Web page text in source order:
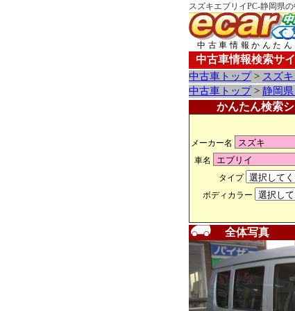
スズキエブリイPC-静岡県
中古車情報かんたん
中古車情報検索サ
中古車トップ> スズ
中古車トップ> 静岡
かんたん検索
メーカー名
車名
タイプ
ボディカラー
全体写真